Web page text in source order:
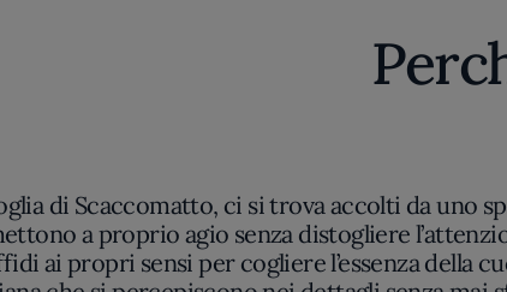
di Scaccomatto, ci si trova accolti da uno
a proprio agio senza distogliere
ai propri sensi per cogliere l’essenza della
che si percepiscono nei dettagli senza